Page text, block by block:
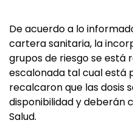
De acuerdo a lo
cartera sanitaria, la
grupos de riesgo se está
escalonada tal cual está
recalcaron que las dosis
disponibilidad y deberán
Salud.